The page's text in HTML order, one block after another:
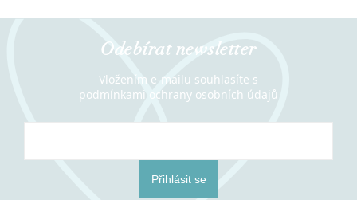
Odebírat newsletter
Vložením e-mailu souhlasíte s
podmínkami ochrany osobních údajů
Přihlásit se